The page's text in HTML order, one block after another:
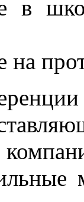
в
на